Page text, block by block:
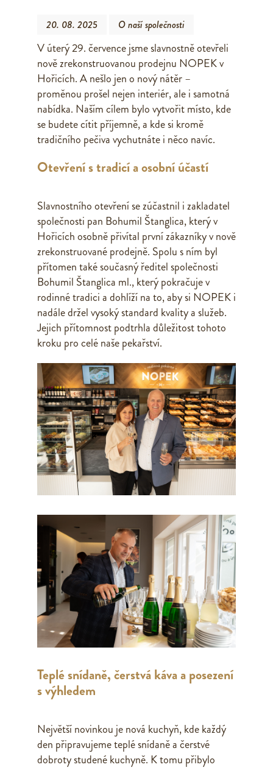
20. 08. 2025 O naší společnosti
V úterý 29. července jsme slavnostně otevřeli
nově zrekonstruovanou prodejnu NOPEK v
Hořicích. A nešlo jen o nový nátěr –
proměnou prošel nejen interiér, ale i samotná
nabídka. Naším cílem bylo vytvořit místo, kde
se budete cítit příjemně, a kde si kromě
tradičního pečiva vychutnáte i něco navíc.
Otevření s tradicí a osobní účastí
Slavnostního otevření se zúčastnil i zakladatel
společnosti pan Bohumil Štanglica, který v
Hořicích osobně přivítal první zákazníky v nově
zrekonstruované prodejně. Spolu s ním byl
přítomen také současný ředitel společnosti
Bohumil Štanglica ml., který pokračuje v
rodinné tradici a dohlíží na to, aby si NOPEK i
nadále držel vysoký standard kvality a služeb.
Jejich přítomnost podtrhla důležitost tohoto
kroku pro celé naše pekařství.
Teplé snídaně, čerstvá káva a posezení
s výhledem
Největší novinkou je nová kuchyň, kde každý
den připravujeme teplé snídaně a čerstvé
dobroty studené kuchyně. K tomu přibylo